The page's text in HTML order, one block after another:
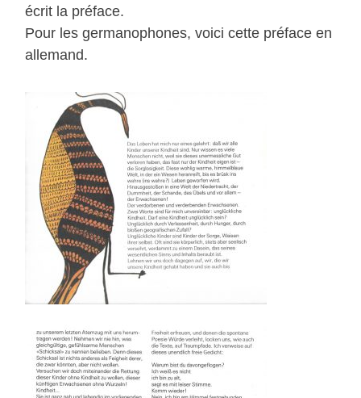
écrit la préface.
Pour les germanophones, voici cette préface en
allemand.